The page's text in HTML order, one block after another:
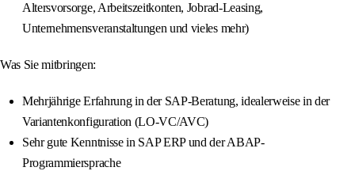
Altersvorsorge, Arbeitszeitkonten, Jobrad-Leasing,
Unternehmensveranstaltungen und vieles mehr)
Was Sie mitbringen:
Mehrjährige Erfahrung in der SAP-Beratung, idealerweise in der
Variantenkonfiguration (LO-VC/AVC)
Sehr gute Kenntnisse in SAP ERP und der ABAP-
Programmiersprache